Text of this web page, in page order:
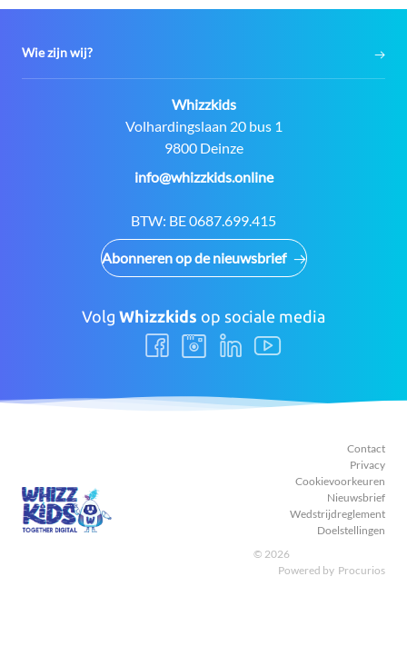
Wie zijn wij?
Contact:
Whizzkids
Adres:
Volhardingslaan 20 bus 1
9800 Deinze
E-
info@whizzkids.online
BTW: BE 0687.699.415
Abonneren op de nieuwsbrief
Volg Whizzkids op sociale media
Volg
ons
Volg
ons
Volg
ons
Volg
ons
Contact
Privacy
Cookievoorkeuren
Nieuwsbrief
Wedstrijdreglement
Doelstellingen
© 2026
Powered by Procurios